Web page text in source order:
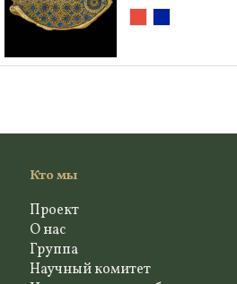
Кто мы
Проект
О нас
Группа
Научный комитет